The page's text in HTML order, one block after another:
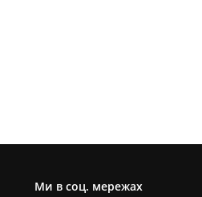
Ми в соц. мережах